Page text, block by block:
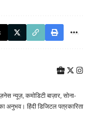
न्यूज़, कमोडिटी बाज़ार, सोना-
अनुभव। हिंदी डिजिटल पत्रकारिता